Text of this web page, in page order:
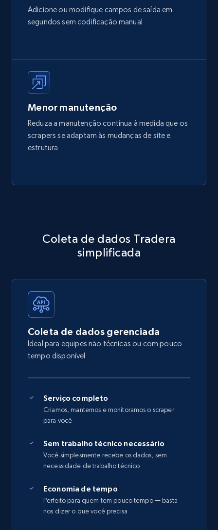
Adicione ou modifique campos de saída em
segundos sem codificação manual
Menor manutenção
Reduza a manutenção contínua à medida que os
scrapers se adaptam às mudanças de site e
estrutura
Coleta de dados Tradera
simplificada
Coleta de dados gerenciada
Ideal para equipes não técnicas ou com pouco
tempo disponível
Serviço completo
Criamos, mantemos e monitoramos o scraper
para você
Sem trabalho técnico necessário
Você simplesmente recebe os dados, sem
necessidade de trabalho técnico
Economia de tempo
Perfeito para quem tem pouco tempo — basta
nos dizer o que você precisa